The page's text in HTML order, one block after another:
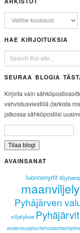
HAE KIRJOITUKSIA
SEURAA BLOGIA
Kirjoita vain
vahvistusviestillä (tarkista
jatkossa sähköpostiisi
AVAINSANAT
luonnonyrtit
maanviljely
Pyhäjärven
viljelykoe